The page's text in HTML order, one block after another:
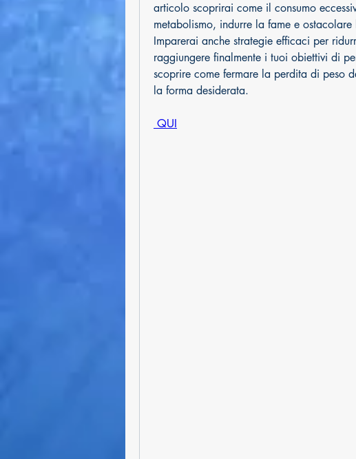
articolo scoprirai come il consumo
metabolismo, indurre la fame e
Imparerai anche strategie efficaci per
raggiungere finalmente i tuoi obiettivi di
scoprire come fermare la perdita di peso
la forma desiderata.
QUI